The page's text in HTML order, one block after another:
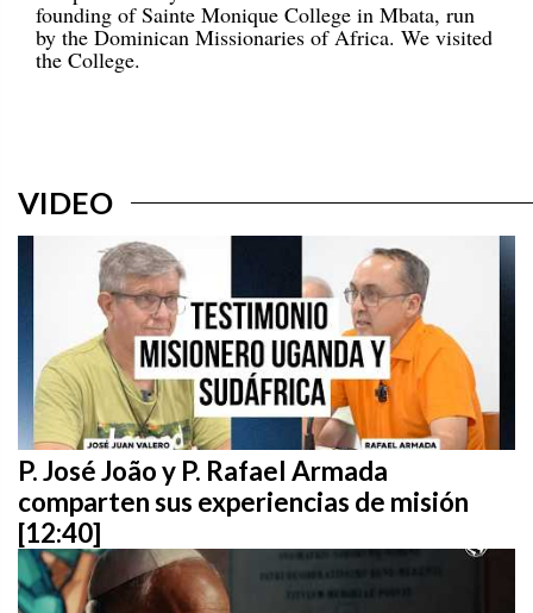
founding of Sainte Monique College in Mbata, run
by the Dominican Missionaries of Africa. We visited
the College.
VIDEO
P. José João y P. Rafael Armada
comparten sus experiencias de misión
[12:40]